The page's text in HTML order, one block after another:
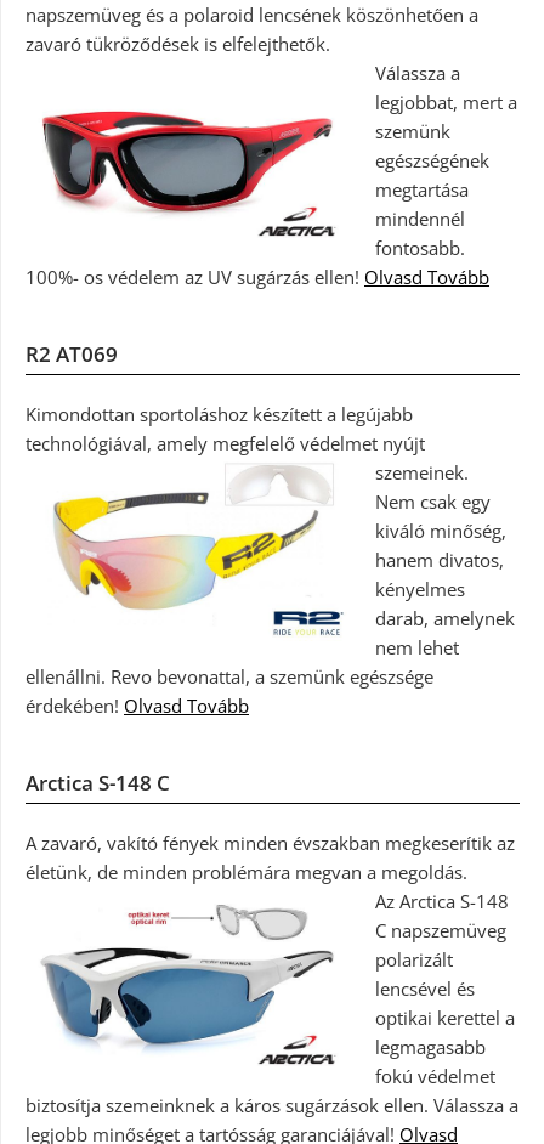
napszemüveg és a polaroid lencsének köszönhetően a
zavaró tükröződések is elfelejthetők.
Válassza a
legjobbat, mert a
szemünk
egészségének
megtartása
mindennél
fontosabb.
100%- os védelem az UV sugárzás ellen! Olvasd Tovább
R2 AT069
Kimondottan sportoláshoz készített a legújabb
technológiával, amely megfelelő védelmet nyújt
szemeinek.
Nem csak egy
kiváló minőség,
hanem divatos,
kényelmes
darab, amelynek
nem lehet
ellenállni. Revo bevonattal, a szemünk egészsége
érdekében! Olvasd Tovább
Arctica S-148 C
A zavaró, vakító fények minden évszakban megkeserítik az
életünk, de minden problémára megvan a megoldás.
Az Arctica S-148
C napszemüveg
polarizált
lencsével és
optikai kerettel a
legmagasabb
fokú védelmet
biztosítja szemeinknek a káros sugárzások ellen. Válassza a
legjobb minőséget a tartósság garanciájával! Olvasd